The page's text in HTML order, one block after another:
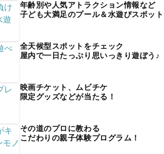
年齢別や人気アトラクション情報など
子ども大満足のプール＆水遊びスポット
全天候型スポットをチェック
屋内で一日たっぷり思いっきり遊ぼう♪
映画チケット、ムビチケ
限定グッズなどが当たる！
その道のプロに教わる
こだわりの親子体験プログラム！